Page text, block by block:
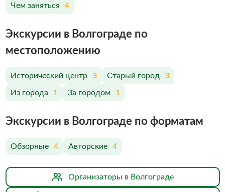
Чем заняться 4
Экскурсии в Волгограде по
меcтоположению
Исторический центр 3 Старый город 3
Из города 1 За городом 1
Экскурсии в Волгограде по форматам
Обзорные 4 Авторские 4
Организаторы в Волгограде